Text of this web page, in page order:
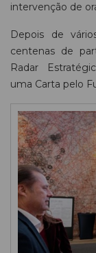
intervenção de
Depois de
centenas de
Radar
uma Carta pelo